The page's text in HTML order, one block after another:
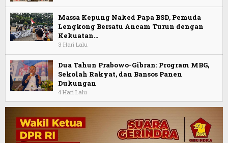
Massa Kepung Naked Papa BSD, Pemuda
Lengkong Bersatu Ancam Turun dengan
Kekuatan…
3 Hari Lalu
Dua Tahun Prabowo-Gibran: Program MBG,
Sekolah Rakyat, dan Bansos Panen
Dukungan
4 Hari Lalu